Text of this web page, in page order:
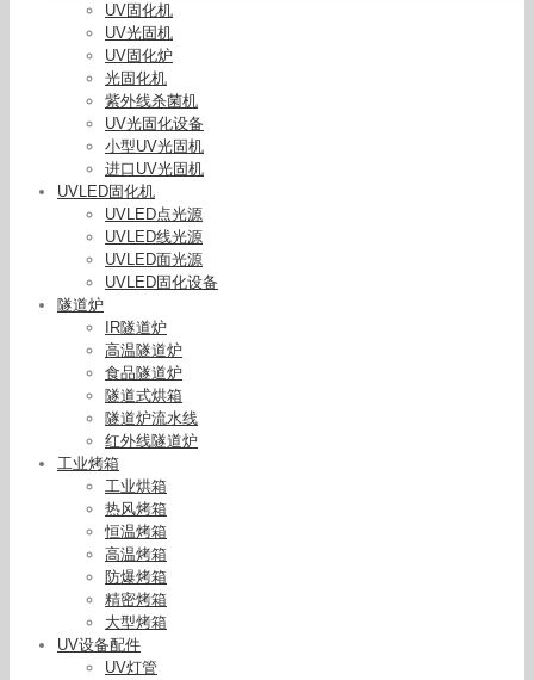
UV固化机
UV光固机
UV固化炉
光固化机
紫外线杀菌机
UV光固化设备
小型UV光固机
进口UV光固机
UVLED固化机
UVLED点光源
UVLED线光源
UVLED面光源
UVLED固化设备
隧道炉
IR隧道炉
高温隧道炉
食品隧道炉
隧道式烘箱
隧道炉流水线
红外线隧道炉
工业烤箱
工业烘箱
热风烤箱
恒温烤箱
高温烤箱
防爆烤箱
精密烤箱
大型烤箱
UV设备配件
UV灯管